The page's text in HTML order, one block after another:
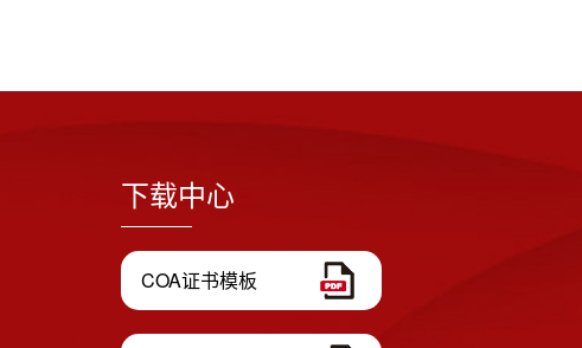
下载中心
COA证书模板